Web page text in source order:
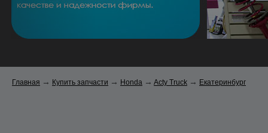
Главная → Купить запчасти → Honda → Acty Truck → Екатеринбург